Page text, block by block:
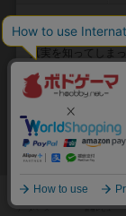
禁断の花園を支配
蓮園は、長きにわ
真実を知ってしま
86
興味あり